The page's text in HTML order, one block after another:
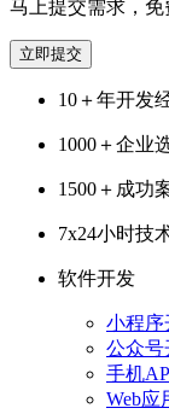
马上提交需求，免
立即提交
10＋年开发
1000＋企业
1500＋ 成功
7x24小时技
软件开发
小程序
公众号
手机
Web应